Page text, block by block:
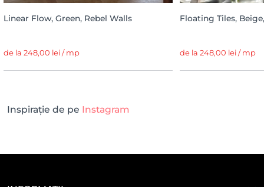
Linear Flow, Green, Rebel Walls
de la 248,00 lei / mp
Floating Tiles,
de la 248,00 lei / mp
Inspirație de pe Instagram